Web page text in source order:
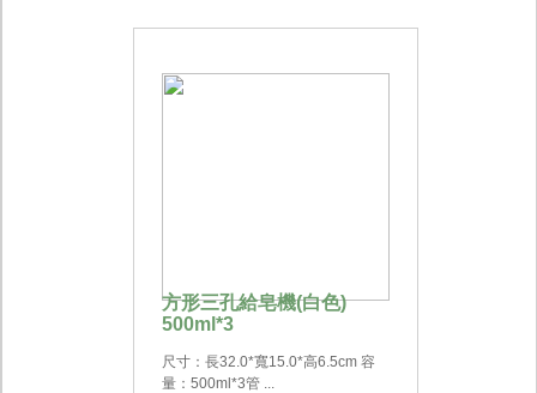
方形三孔給皂機(白色)
500ml*3
尺寸：長32.0*寬15.0*高6.5cm 容
量：500ml*3管 ...